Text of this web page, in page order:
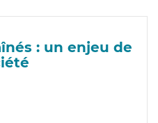
: un enjeu de